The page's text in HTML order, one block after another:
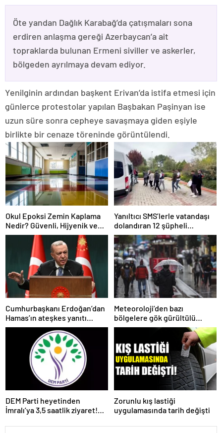
Öte yandan Dağlık Karabağ’da çatışmaları sona
erdiren anlaşma gereği Azerbaycan’a ait
topraklarda bulunan Ermeni siviller ve askerler,
bölgeden ayrılmaya devam ediyor.
Yenilginin ardından başkent Erivan’da istifa etmesi için
günlerce protestolar yapılan Başbakan Paşinyan ise
uzun süre sonra cepheye savaşmaya giden eşiyle
birlikte bir cenaze töreninde görüntülendi.
Okul Epoksi Zemin Kaplama
Nedir? Güvenli, Hijyenik ve
Dayanıklı Zemin Çözümü
Yanıltıcı SMS’lerle vatandaşı
dolandıran 12 şüpheli
yakalandı
Cumhurbaşkanı Erdoğan’dan
Hamas’ın ateşkes yanıtı
üzerine açıklama
Meteoroloji’den bazı
bölgelere gök gürültülü
sağanak yağış uyarısı
DEM Parti heyetinden
İmralı’ya 3,5 saatlik ziyaret!
Zorunlu kış lastiği
uygulamasında tarih değişti